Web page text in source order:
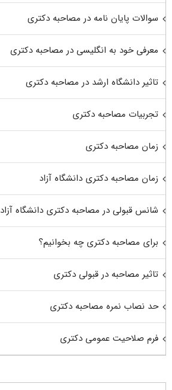
سوالات پایان نامه در مصاحبه دکتری
معرفی خود به انگلیسی در مصاحبه دکتری
تاثیر دانشگاه ارشد در مصاحبه دکتری
تجربیات مصاحبه دکتری
زمان مصاحبه دکتری
زمان مصاحبه دکتری دانشگاه آزاد
شانس قبولی در مصاحبه دکتری دانشگاه آزاد
برای مصاحبه دکتری چه بخوانیم؟
تاثیر مصاحبه در قبولی دکتری
حد نصاب نمره مصاحبه دکتری
فرم صلاحیت عمومی دکتری